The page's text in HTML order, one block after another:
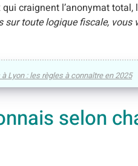
craignent l’anonymat
toute logique fiscale, vous
Lyon : les règles à connaître en 2025
selon